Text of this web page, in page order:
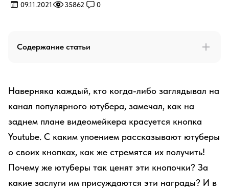
09.11.2021 35862 0
Содержание статьи
Наверняка каждый, кто когда-либо заглядывал на
канал популярного ютубера, замечал, как на
заднем плане видеомейкера красуется кнопка
Youtube. С каким упоением рассказывают ютуберы
о своих кнопках, как же стремятся их получить!
Почему же ютуберы так ценят эти кнопочки? За
какие заслуги им присуждаются эти награды? И в